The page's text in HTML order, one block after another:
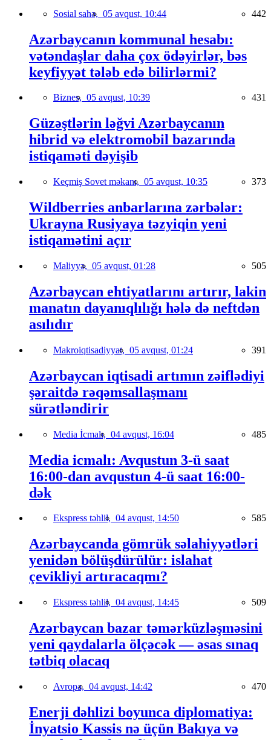
Sosial sahə, 05 avqust, 10:44 442
Azərbaycanın kommunal hesabı:
vətəndaşlar daha çox ödəyirlər, bəs
keyfiyyət tələb edə bilirlərmi?
Biznes, 05 avqust, 10:39 431
Güzəştlərin ləğvi Azərbaycanın
hibrid və elektromobil bazarında
istiqaməti dəyişib
Keçmiş Sovet məkanı, 05 avqust, 10:35 373
Wildberries anbarlarına zərbələr:
Ukrayna Rusiyaya təzyiqin yeni
istiqamətini açır
Maliyyə, 05 avqust, 01:28 505
Azərbaycan ehtiyatlarını artırır, lakin
manatın dayanıqlılığı hələ də neftdən
asılıdır
Makroiqtisadiyyat, 05 avqust, 01:24 391
Azərbaycan iqtisadi artımın zəiflədiyi
şəraitdə rəqəmsallaşmanı
sürətləndirir
Media İcmalı, 04 avqust, 16:04 485
Media icmalı: Avqustun 3-ü saat
16:00-dan avqustun 4-ü saat 16:00-
dək
Ekspress təhlil, 04 avqust, 14:50 585
Azərbaycanda gömrük səlahiyyətləri
yenidən bölüşdürülür: islahat
çevikliyi artıracaqmı?
Ekspress təhlil, 04 avqust, 14:45 509
Azərbaycan bazar təmərküzləşməsini
yeni qaydalarla ölçəcək — əsas sınaq
tətbiq olacaq
Avropa, 04 avqust, 14:42 470
Enerji dəhlizi boyunca diplomatiya:
İnyatsio Kassis nə üçün Bakıya və